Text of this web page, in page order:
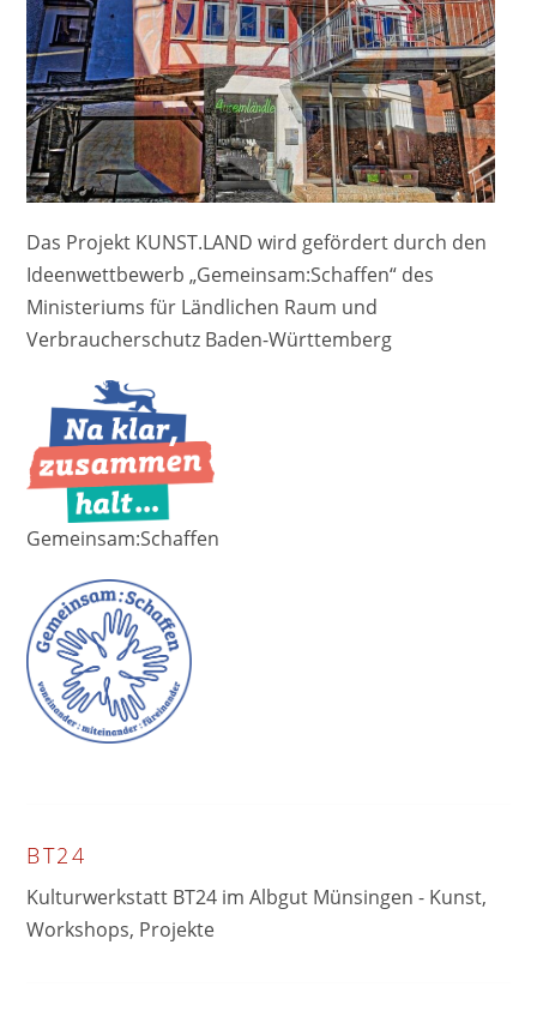
Das Projekt KUNST.LAND wird gefördert durch den
Ideenwettbewerb „Gemeinsam:Schaffen“ des
Ministeriums für Ländlichen Raum und
Verbraucherschutz Baden-Württemberg
Gemeinsam:Schaffen
BT24
Kulturwerkstatt BT24 im Albgut Münsingen - Kunst,
Workshops, Projekte